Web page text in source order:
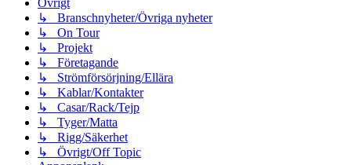
↳ Branschnyheter/Övriga nyheter
↳ On Tour
↳ Projekt
↳ Företagande
↳ Strömförsörjning/Ellära
↳ Kablar/Kontakter
↳ Casar/Rack/Tejp
↳ Tyger/Matta
↳ Rigg/Säkerhet
↳ Övrigt/Off Topic